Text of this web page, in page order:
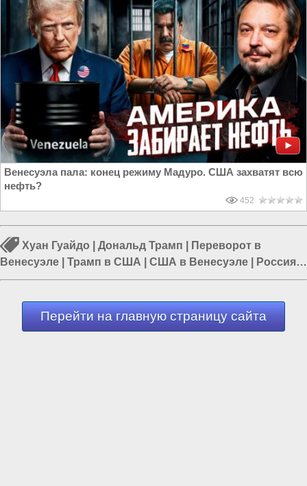
Венесуэла пала: конец режиму Мадуро. США захватят всю
нефть?
452
Хуан Гуайдо Дональд Трамп
Переворот в
Венесуэле
Трамп в США США в Венесуэле
Россия и
Венесуэла|Путин в России
Перейти на главную страницу сайта